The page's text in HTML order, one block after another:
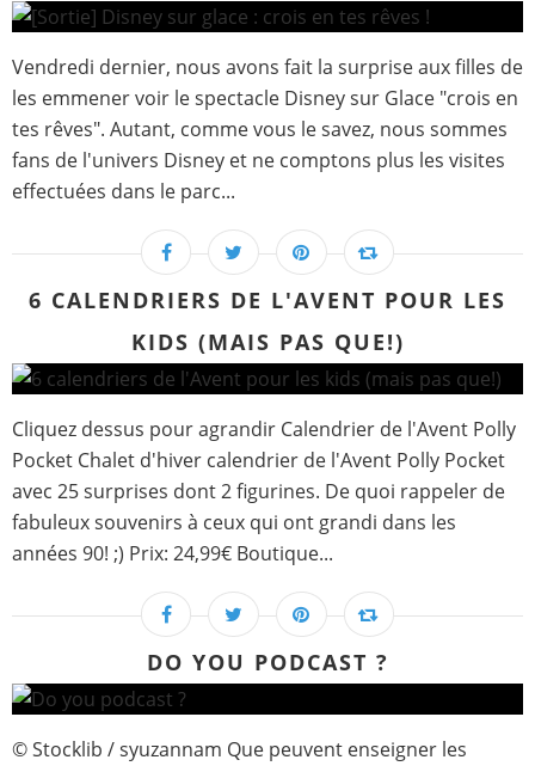
Vendredi dernier, nous avons fait la surprise aux filles de
les emmener voir le spectacle Disney sur Glace "crois en
tes rêves". Autant, comme vous le savez, nous sommes
fans de l'univers Disney et ne comptons plus les visites
effectuées dans le parc...
6 CALENDRIERS DE L'AVENT POUR LES
KIDS (MAIS PAS QUE!)
Cliquez dessus pour agrandir Calendrier de l'Avent Polly
Pocket Chalet d'hiver calendrier de l'Avent Polly Pocket
avec 25 surprises dont 2 figurines. De quoi rappeler de
fabuleux souvenirs à ceux qui ont grandi dans les
années 90! ;) Prix: 24,99€ Boutique...
DO YOU PODCAST ?
© Stocklib / syuzannam Que peuvent enseigner les